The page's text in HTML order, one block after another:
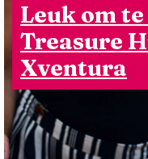
Leuk om
Treasure
Xventura